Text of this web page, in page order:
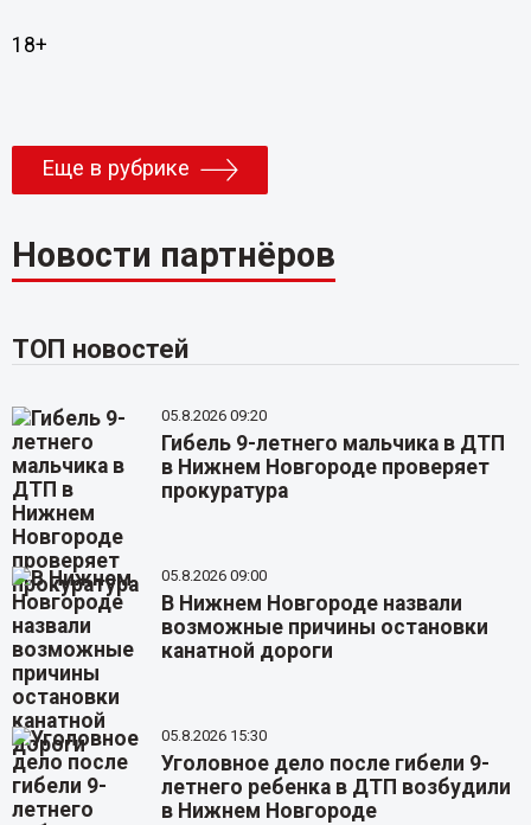
18+
Еще в рубрике
Новости партнёров
ТОП новостей
05.8.2026 09:20
Гибель 9-летнего мальчика в ДТП
в Нижнем Новгороде проверяет
прокуратура
05.8.2026 09:00
В Нижнем Новгороде назвали
возможные причины остановки
канатной дороги
05.8.2026 15:30
Уголовное дело после гибели 9-
летнего ребенка в ДТП возбудили
в Нижнем Новгороде